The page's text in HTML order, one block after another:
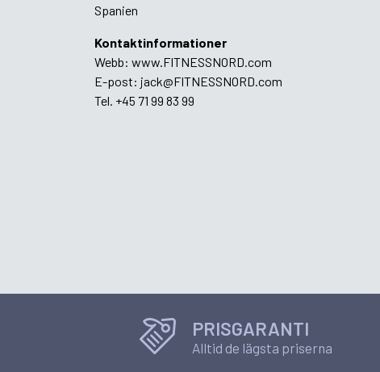
Spanien
Kontaktinformationer
Webb: www.FITNESSNORD.com
E-post: jack@FITNESSNORD.com
Tel. +45 71 99 83 99
PRISGARANTI
Alltid de lägsta priserna